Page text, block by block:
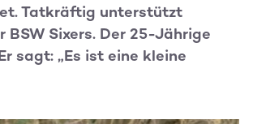
Tatkräftig unterstützt
Sixers. Der 25-Jährige
sagt: „Es ist eine kleine